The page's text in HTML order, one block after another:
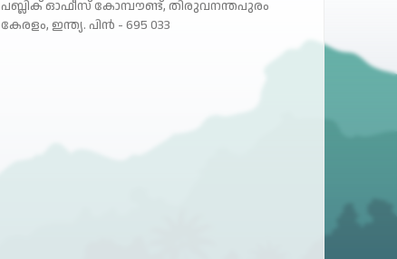
പബ്ലിക് ഓഫീസ് കോമ്പൗണ്ട്, തിരുവനന്തപുരം
കേരളം, ഇന്ത്യ. പിൻ - 695 033